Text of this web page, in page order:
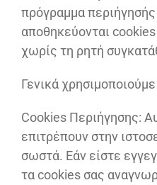
πρόγραμμα
αποθηκεύονται
χωρίς τη ρητή
Γενικά
Cookies Περιήγησης:
επιτρέπουν στην
σωστά. Εάν είστε
τα cookies σας